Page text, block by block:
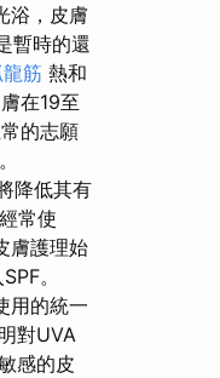
浴，皮膚
暫時的還
筋 熱和
在19至
的志願
降低其有
常使
膚護理始
。
用的統一
對UVA
感的皮